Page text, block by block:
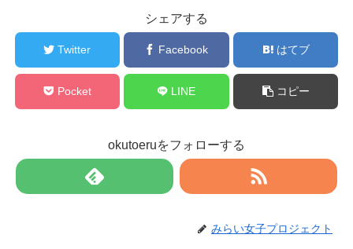
シェアする
Twitter Facebook はてブ
Pocket LINE コピー
okutoeruをフォローする
みらい女子プロジェクト